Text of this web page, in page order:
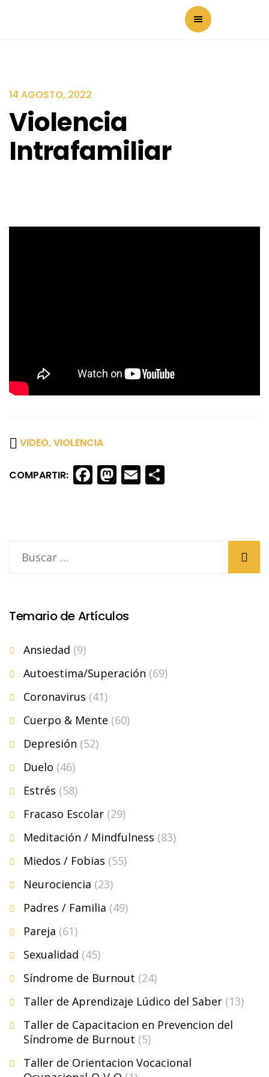
14 AGOSTO, 2022
Violencia
Intrafamiliar
VIDEO, VIOLENCIA
COMPARTIR: Facebook
Mastodon
Email
Temario de Artículos
Ansiedad (9)
Autoestima/Superación (69)
Coronavirus (41)
Cuerpo & Mente (60)
Depresión (52)
Duelo (46)
Estrés (58)
Fracaso Escolar (29)
Meditación / Mindfulness (83)
Miedos / Fobias (55)
Neurociencia (23)
Padres / Familia (49)
Pareja (61)
Sexualidad (45)
Síndrome de Burnout (24)
Taller de Aprendizaje Lúdico del Saber (13)
Taller de Capacitacion en Prevencion del
Síndrome de Burnout (5)
Taller de Orientacion Vocacional